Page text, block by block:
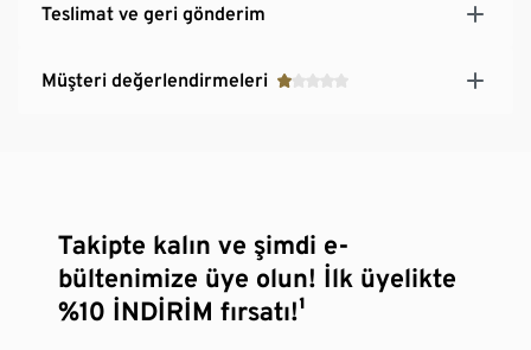
Teslimat ve geri gönderim
Müşteri değerlendirmeleri
Takipte kalın ve şimdi e-
bültenimize üye olun! İlk üyelikte
%10 İNDİRİM fırsatı!¹